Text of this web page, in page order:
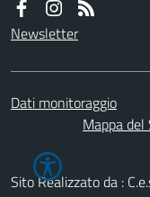
Newsletter
Dati monitoraggio
Mappa del
Sito Realizzato da :